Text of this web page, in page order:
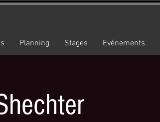
Planning Stages Evénements